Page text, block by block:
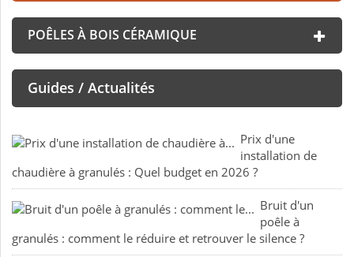
POÊLES À BOIS CÉRAMIQUE
Guides / Actualités
Prix d'une
installation de
chaudière à granulés : Quel budget en 2026 ?
Bruit d'un
poêle à
granulés : comment le réduire et retrouver le silence ?